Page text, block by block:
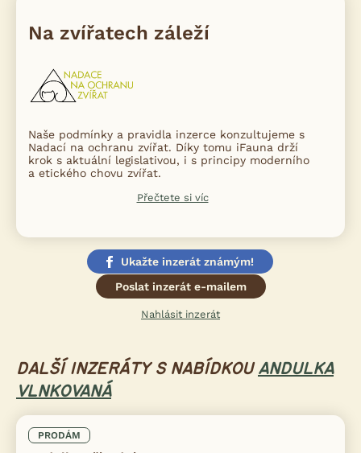
Na zvířatech záleží
Naše podmínky a pravidla inzerce konzultujeme s
Nadací na ochranu zvířat. Díky tomu iFauna drží
krok s aktuální legislativou, i s principy moderního
a etického chovu zvířat.
Přečtete si víc
Ukažte inzerát známým!
Poslat inzerát e-mailem
Nahlásit inzerát
DALŠÍ INZERÁTY S NABÍDKOU ANDULKA
VLNKOVANÁ
PRODÁM